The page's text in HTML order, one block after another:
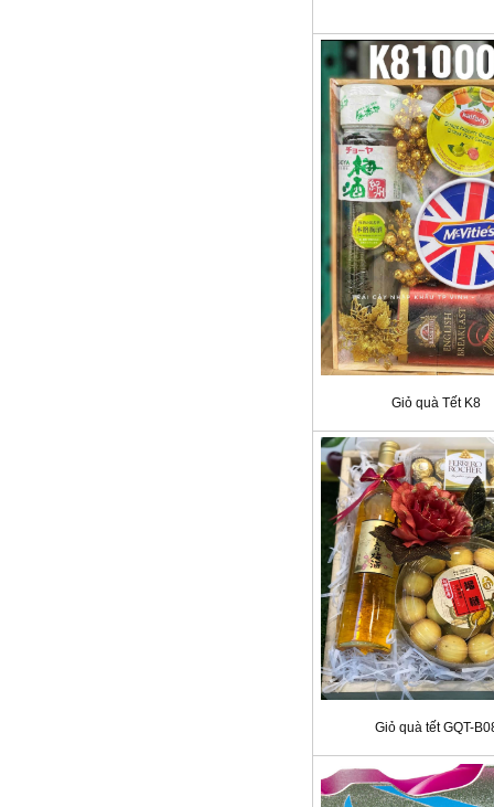
Giỏ quà Tết K8
Giỏ quà tết GQT-